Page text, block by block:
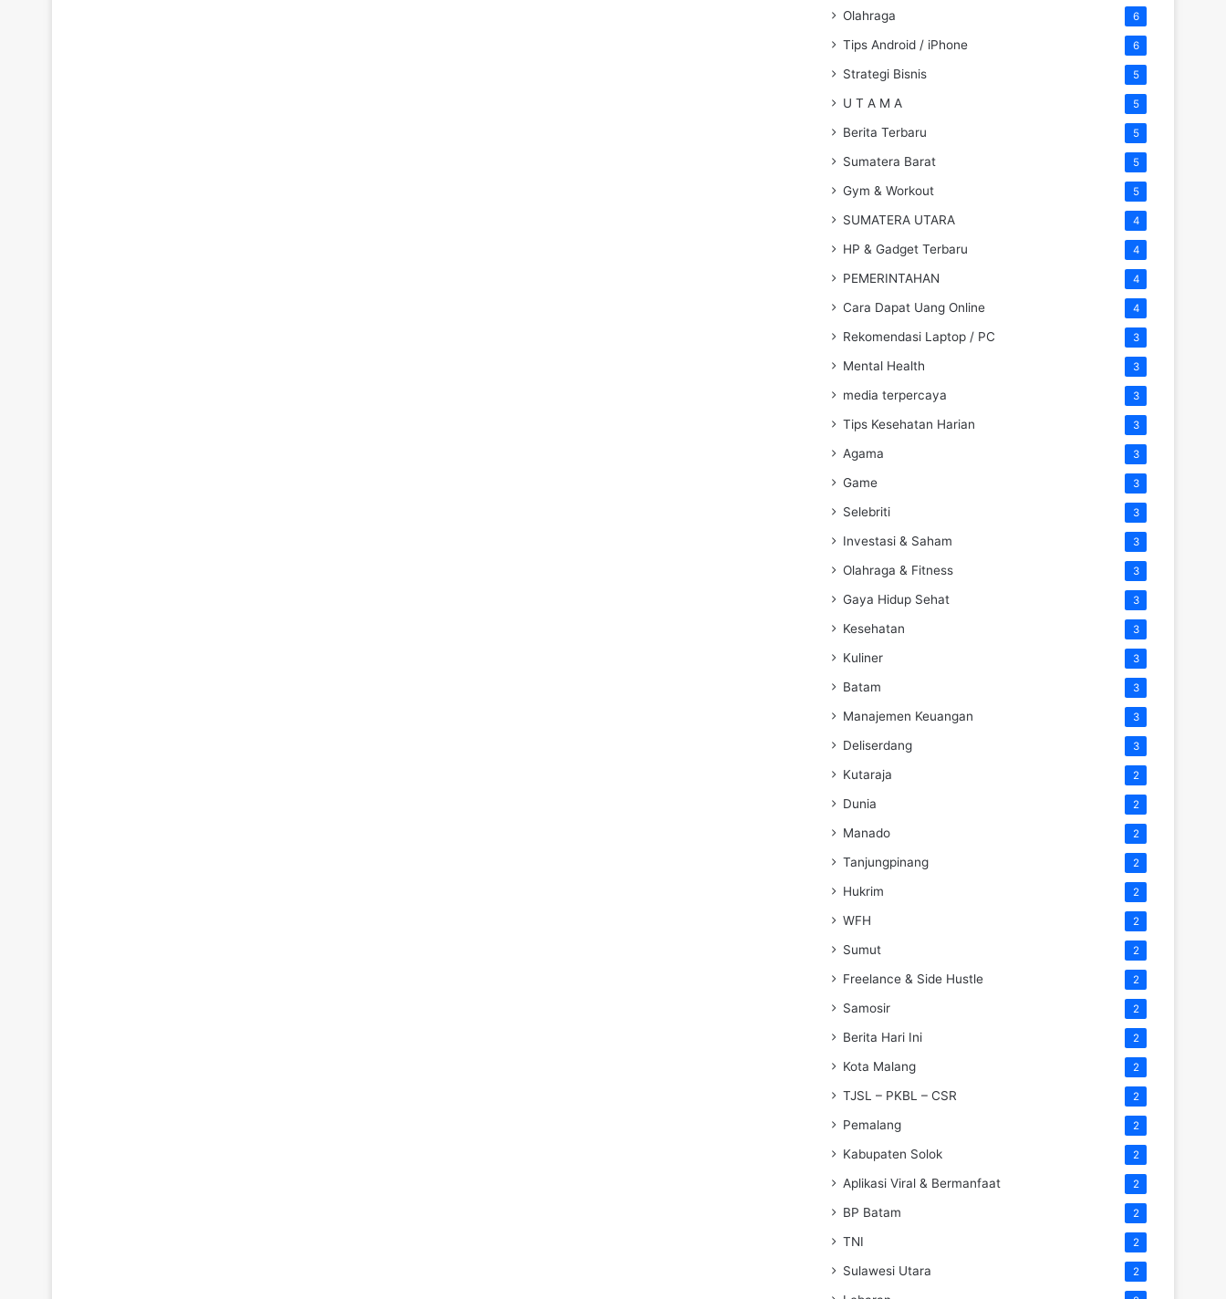
Olahraga 6
Tips Android / iPhone 6
Strategi Bisnis 5
U T A M A 5
Berita Terbaru 5
Sumatera Barat 5
Gym & Workout 5
SUMATERA UTARA 4
HP & Gadget Terbaru 4
PEMERINTAHAN 4
Cara Dapat Uang Online 4
Rekomendasi Laptop / PC 3
Mental Health 3
media terpercaya 3
Tips Kesehatan Harian 3
Agama 3
Game 3
Selebriti 3
Investasi & Saham 3
Olahraga & Fitness 3
Gaya Hidup Sehat 3
Kesehatan 3
Kuliner 3
Batam 3
Manajemen Keuangan 3
Deliserdang 3
Kutaraja 2
Dunia 2
Manado 2
Tanjungpinang 2
Hukrim 2
WFH 2
Sumut 2
Freelance & Side Hustle 2
Samosir 2
Berita Hari Ini 2
Kota Malang 2
TJSL – PKBL – CSR 2
Pemalang 2
Kabupaten Solok 2
Aplikasi Viral & Bermanfaat 2
BP Batam 2
TNI 2
Sulawesi Utara 2